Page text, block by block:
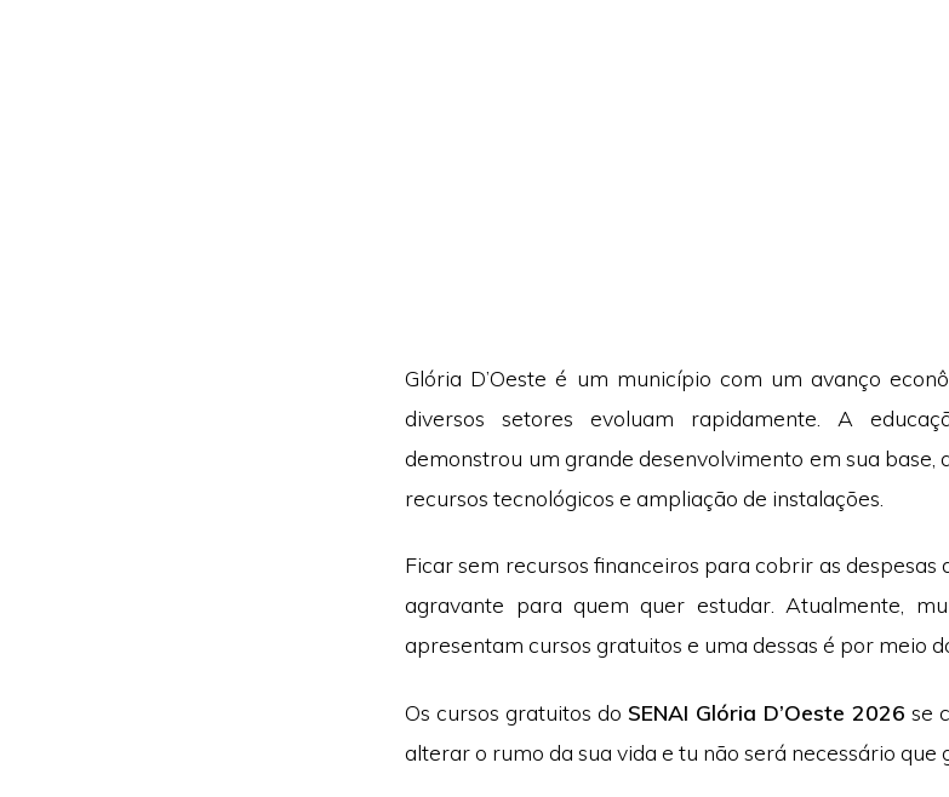
Glória D’Oeste é um município com um avanço
diversos setores evoluam rapidamente. A
demonstrou um grande desenvolvimento em sua base,
recursos tecnológicos e ampliação de instalações.
Ficar sem recursos financeiros para cobrir as
agravante para quem quer estudar. Atualmente,
apresentam cursos gratuitos e uma dessas é por meio
Os cursos gratuitos do SENAI Glória D’Oeste 2026 se
alterar o rumo da sua vida e tu não será necessário que